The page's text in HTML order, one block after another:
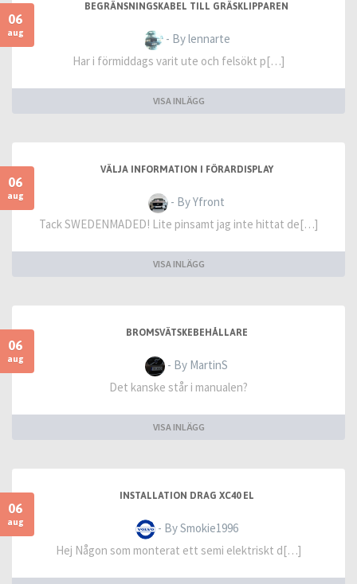
06
aug
BEGRÄNSNINGSKABEL TILL GRÄSKLIPPAREN
- By lennarte
Har i förmiddags varit ute och felsökt p[…]
VISA INLÄGG
06
aug
VÄLJA INFORMATION I FÖRARDISPLAY
- By Yfront
Tack SWEDENMADED! Lite pinsamt jag inte hittat de[…]
VISA INLÄGG
06
aug
BROMSVÄTSKEBEHÅLLARE
- By MartinS
Det kanske står i manualen?
VISA INLÄGG
06
aug
INSTALLATION DRAG XC40 EL
- By Smokie1996
Hej Någon som monterat ett semi elektriskt d[…]